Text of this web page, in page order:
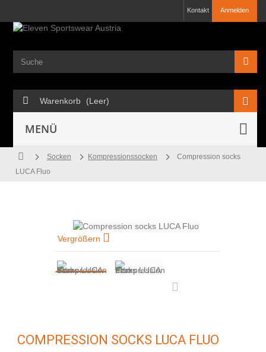
Anmelden
Kontakt
Warenkorb (Leer)
MENÜ
Socken Kompressionssocken
Compression socks
LUCA Fluo
Vergrößern
COMPRESSION SOCKS LUCA FLUO